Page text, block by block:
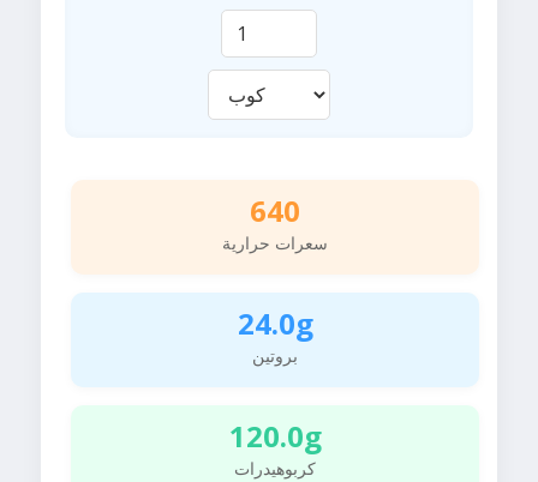
640
سعرات حرارية
24.0g
بروتين
120.0g
كربوهيدرات